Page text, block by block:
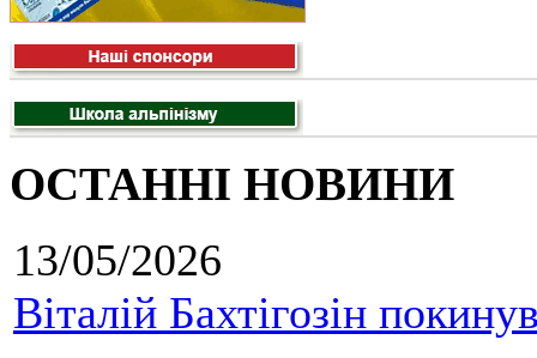
ОСТАННІ НОВИНИ
13/05/2026
Віталій Бахтігозін